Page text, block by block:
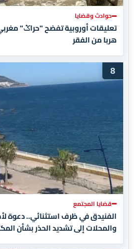
حوادث وقضايا
تعليقات أوروبية تفضح "حراݣ"
هربا من الفقر
8
قضايا المجتمع
الفنيدق في ظرف استثنائي.. دعوة
والمحلات إلى تشديد الحذر بشأن